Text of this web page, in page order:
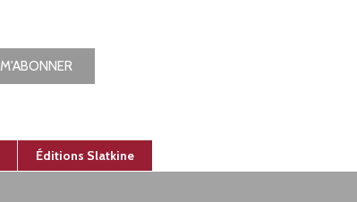
M'ABONNER
Éditions Slatkine